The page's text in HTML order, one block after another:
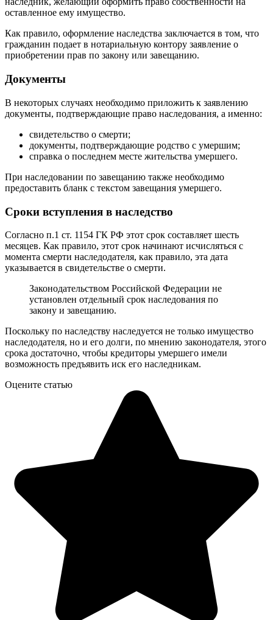
оставленное ему имущество.
Как правило, оформление наследства заключается в том, что
гражданин подает в нотариальную контору заявление о
приобретении прав по закону или завещанию.
Документы
В некоторых случаях необходимо приложить к заявлению
документы, подтверждающие право наследования, а именно:
свидетельство о смерти;
документы, подтверждающие родство с умершим;
справка о последнем месте жительства умершего.
При наследовании по завещанию также необходимо
предоставить бланк с текстом завещания умершего.
Сроки вступления в наследство
Согласно п.1 ст. 1154 ГК РФ этот срок составляет шесть
месяцев. Как правило, этот срок начинают исчисляться с
момента смерти наследодателя, как правило, эта дата
указывается в свидетельстве о смерти.
Законодательством Российской Федерации не
установлен отдельный срок наследования по
закону и завещанию.
Поскольку по наследству наследуется не только имущество
наследодателя, но и его долги, по мнению законодателя, этого
срока достаточно, чтобы кредиторы умершего имели
возможность предъявить иск его наследникам.
Оцените статью